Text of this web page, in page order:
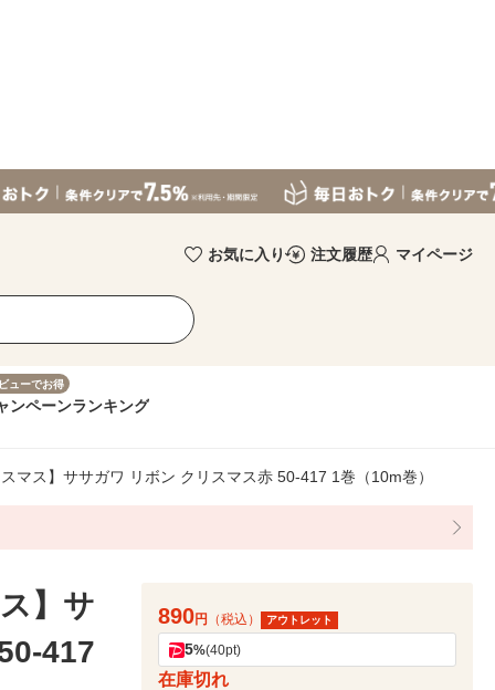
お気に入り 注文履歴 マイページ
ューでお得
ンペーンランキング
マス】ササガワ リボン クリスマス赤 50-417 1巻（10m巻）
】サ
417
890円 （税込） アウトレット
5%(40pt)
在庫切れ